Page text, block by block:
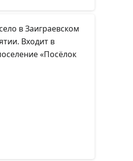
в Заиграевском
Входит в
«Посёлок